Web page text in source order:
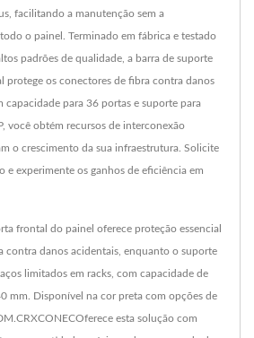
facilitando a manutenção sem a
o painel. Terminado em fábrica e testado
padrões de qualidade, a barra de suporte
protege os conectores de fibra contra danos
capacidade para 36 portas e suporte para
você obtém recursos de interconexão
o crescimento da sua infraestrutura. Solicite
e experimente os ganhos de eficiência em
frontal do painel oferece proteção essencial
contra danos acidentais, enquanto o suporte
limitados em racks, com capacidade de
mm. Disponível na cor preta com opções de
esta solução com